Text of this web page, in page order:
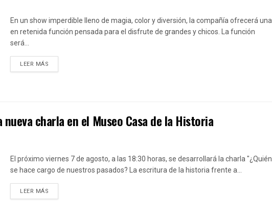
En un show imperdible lleno de magia, color y diversión, la compañía ofrecerá una
en retenida función pensada para el disfrute de grandes y chicos. La función
será...
LEER MÁS
nueva charla en el Museo Casa de la Historia
El próximo viernes 7 de agosto, a las 18:30 horas, se desarrollará la charla "¿Quién
se hace cargo de nuestros pasados? La escritura de la historia frente a...
LEER MÁS